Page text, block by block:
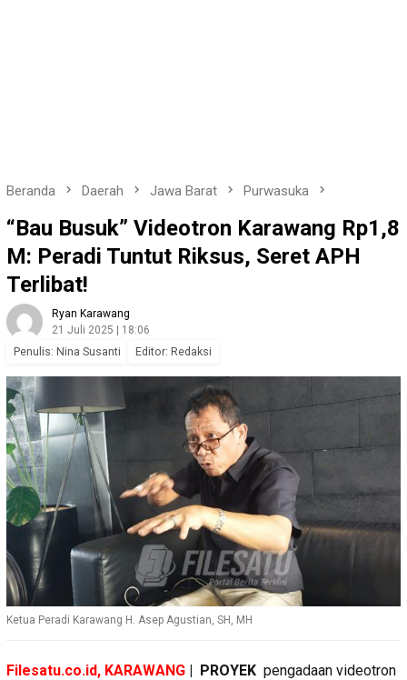
Beranda Daerah Jawa Barat Purwasuka
“Bau Busuk” Videotron Karawang Rp1,8
M: Peradi Tuntut Riksus, Seret APH
Terlibat!
Ryan Karawang
21 Juli 2025 | 18:06
Penulis: Nina Susanti Editor: Redaksi
Ketua Peradi Karawang H. Asep Agustian, SH, MH
Filesatu.co.id, KARAWANG | PROYEK pengadaan videotron